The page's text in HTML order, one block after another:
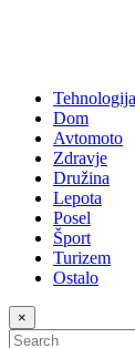
Tehnologija
Dom
Avtomoto
Zdravje
Družina
Lepota
Posel
Šport
Turizem
Ostalo
×